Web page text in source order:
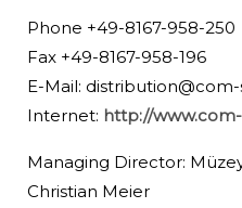
Phone +49-8167-958-250
Fax +49-8167-958-196
E-Mail:
Internet: http://
Managing Director:
Christian Meier